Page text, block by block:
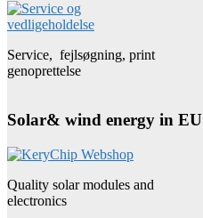
Service, fejlsøgning, print
genoprettelse
Solar& wind energy in EU
Quality solar modules and
electronics